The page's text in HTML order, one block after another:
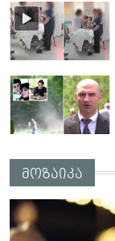
მოზაიკა